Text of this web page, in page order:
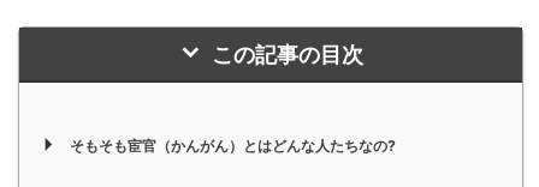
この記事の目次
そもそも宦官（かんがん）とはどんな人たちなの?